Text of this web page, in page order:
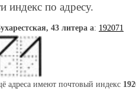
индекс по адресу.
43 литера a: 192071
адреса имеют почтовый индекс